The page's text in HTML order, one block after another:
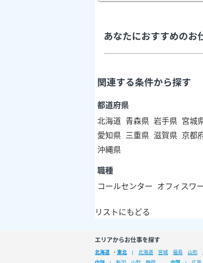
あなたにおすすめのお
関連する条件から探す
都道府県
北海道 青森県 岩手県 宮城
愛知県
三重県 滋賀県 京都
沖縄県
職種
コールセンター
オフィスワ
リストにもどる
エリアからお仕事を探す
北海道 ・ 東北 北海道 宮城 福島 山形